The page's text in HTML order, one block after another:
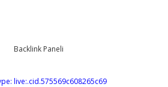
live:.cid.575569c608265c69